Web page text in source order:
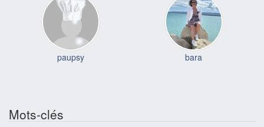
paupsy bara
Mots-clés